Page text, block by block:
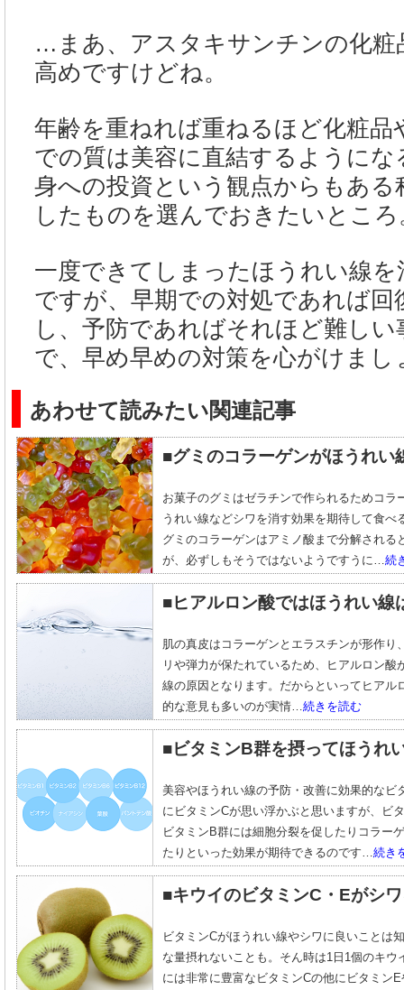
…まあ、アスタキサンチンの化粧
高めですけどね。
年齢を重ねれば重ねるほど化粧品
での質は美容に直結するようにな
身への投資という観点からもある
したものを選んでおきたいところ
一度できてしまったほうれい線
ですが、早期での対処であれば回
し、予防であればそれほど難し
で、早め早めの対策を心がけまし
あわせて読みたい関連記事
■グミのコラーゲンがほうれい
お菓子のグミはゼラチンで作られるためコラ
うれい線などシワを消す効果を期待して食
グミのコラーゲンはアミノ酸まで分解される
が、必ずしもそうではないようですうに…続
■ヒアルロン酸ではほうれい線
肌の真皮はコラーゲンとエラスチンが形作り
リや弾力が保たれているため、ヒアルロン
線の原因となります。だからといってヒアル
的な意見も多いのが実情…続きを読む
■ビタミンB群を摂ってほうれ
美容やほうれい線の予防・改善に効果的なビ
にビタミンCが思い浮かぶと思いますが、ビ
ビタミンB群には細胞分裂を促したりコラー
たりといった効果が期待できるのです…続き
■キウイのビタミンC・Eがシ
ビタミンCがほうれい線やシワに良いことは
な量摂れないことも。そん時は1日1個のキ
には非常に豊富なビタミンCの他にビタミン